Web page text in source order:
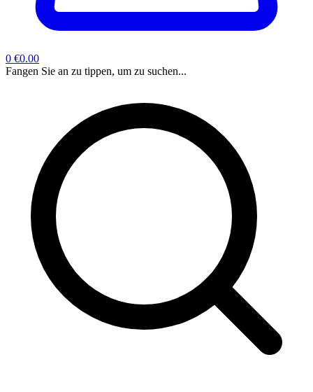
0 €0.00
Fangen Sie an zu tippen, um zu suchen...